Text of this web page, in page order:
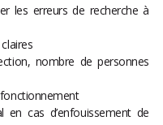
les erreurs de recherche à
nombre de personnes
en cas d’enfouissement de